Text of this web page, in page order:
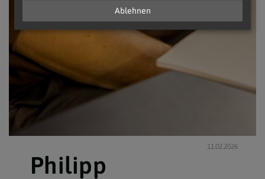
11.02.2026
Philipp
Ablehnen